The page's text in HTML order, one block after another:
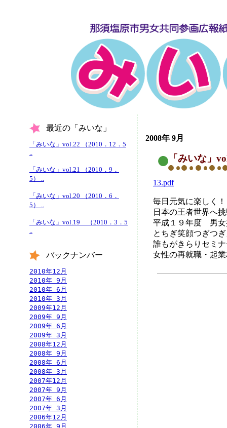
最近の「みいな」
「みいな」vol.22 （2010．12．5
..
「みいな」vol.21 （2010．9．
5） ..
「みいな」vol.20 （2010．6．
5） ..
「みいな」vol.19 （2010．3．5
..
バックナンバー
2010年12月
2010年 9月
2010年 6月
2010年 3月
2009年12月
2009年 9月
2009年 6月
2009年 3月
2008年12月
2008年 9月
2008年 6月
2008年 3月
2007年12月
2007年 9月
2007年 6月
2007年 3月
2006年12月
2006年 9月
2008年 9月
「みいな」
13.pdf
毎日元気に楽しく
日本の王者世界へ
平成１９年度 男女
とちぎ笑顔つぎつ
誰もがきらりセミ
女性の再就職・起